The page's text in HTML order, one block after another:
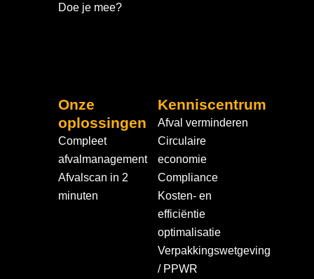
Doe je mee?
Onze
oplossingen
Compleet
afvalmanagement
Afvalscan in 2
minuten
Kenniscentrum
Afval verminderen
Circulaire
economie
Compliance
Kosten- en
efficiëntie
optimalisatie
Verpakkingswetgeving
/ PPWR